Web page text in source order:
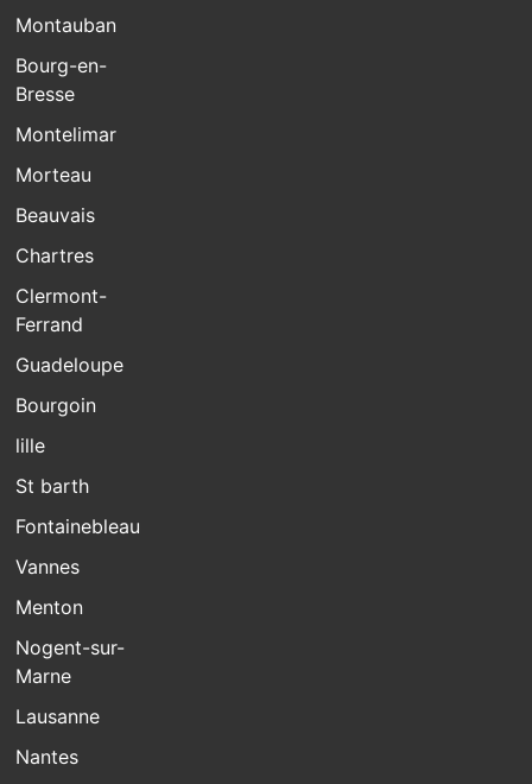
Montauban
Bourg-en-
Bresse
Montelimar
Morteau
Beauvais
Chartres
Clermont-
Ferrand
Guadeloupe
Bourgoin
lille
St barth
Fontainebleau
Vannes
Menton
Nogent-sur-
Marne
Lausanne
Nantes